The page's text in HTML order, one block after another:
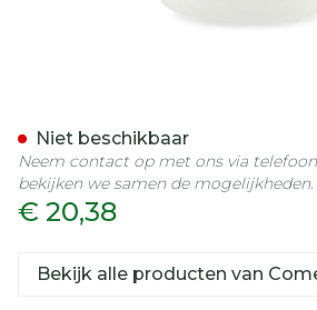
€ 20,38
Niet beschikbaar
Neem contact op met ons via
bekijken we samen de mogelijkheden.
Bekijk alle producten van